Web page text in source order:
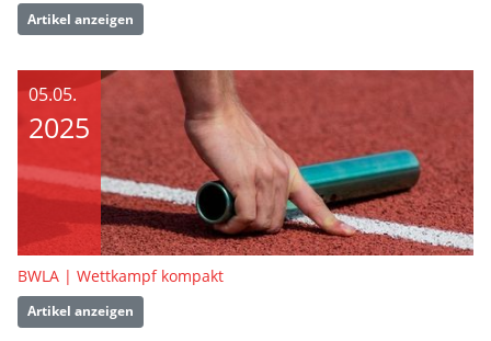
Artikel anzeigen
05.05.
2025
BWLA | Wettkampf kompakt
Artikel anzeigen